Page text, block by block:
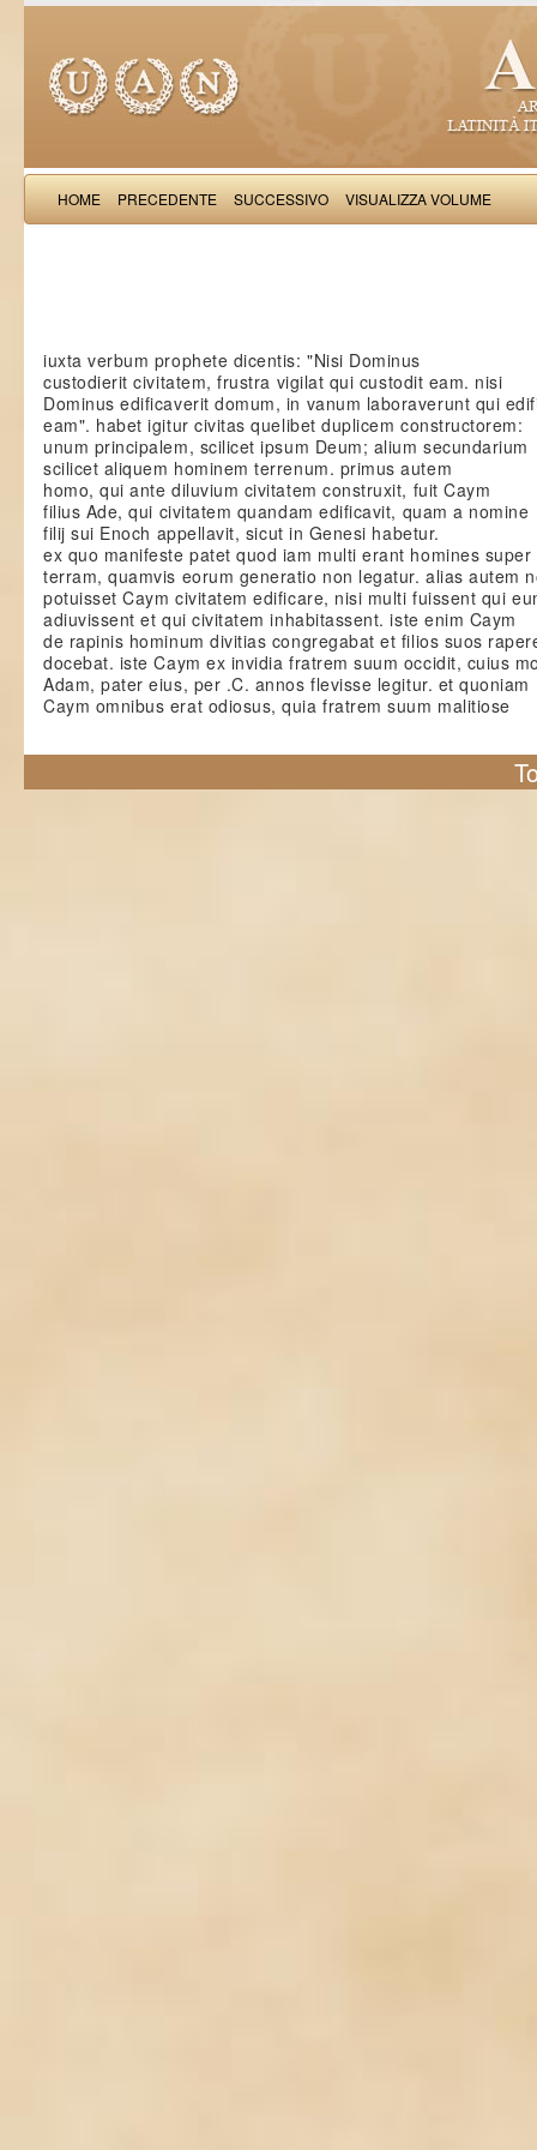
HOME PRECEDENTE SUCCESSIVO VISUALIZZA VOLUME
iuxta verbum prophete dicentis: "Nisi Dominus
custodierit civitatem, frustra vigilat qui custodit eam. nisi
Dominus edificaverit domum, in vanum laboraverunt qui
eam". habet igitur civitas quelibet duplicem constructorem:
unum principalem, scilicet ipsum Deum; alium secundarium
scilicet aliquem hominem terrenum. primus autem
homo, qui ante diluvium civitatem construxit, fuit Caym
filius Ade, qui civitatem quandam edificavit, quam a nomine
filij sui Enoch appellavit, sicut in Genesi habetur.
ex quo manifeste patet quod iam multi erant homines super
terram, quamvis eorum generatio non legatur. alias autem
potuisset Caym civitatem edificare, nisi multi fuissent qui
adiuvissent et qui civitatem inhabitassent. iste enim Caym
de rapinis hominum divitias congregabat et filios suos
docebat. iste Caym ex invidia fratrem suum occidit, cuius
Adam, pater eius, per .C. annos flevisse legitur. et quoniam
Caym omnibus erat odiosus, quia fratrem suum malitiose